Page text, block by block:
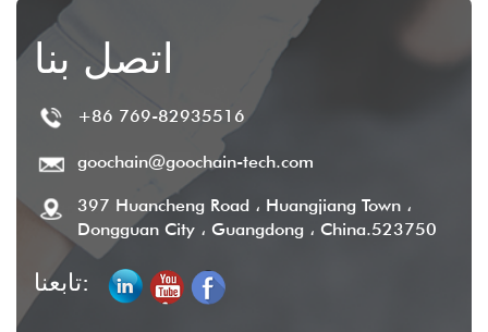
اتصل بنا
+86 769-82935516
goochain@goochain-tech.com
397 Huancheng Road ، Huangjiang Town ،
Dongguan City ، Guangdong ، China.523750
تابعنا: